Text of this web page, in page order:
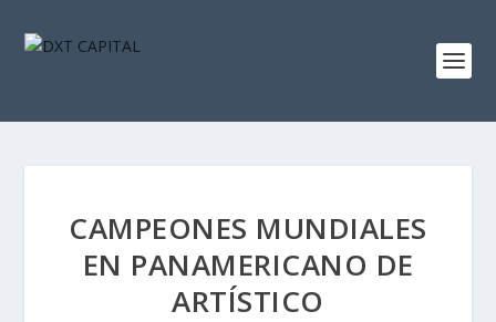
CAMPEONES MUNDIALES
EN PANAMERICANO DE
ARTÍSTICO